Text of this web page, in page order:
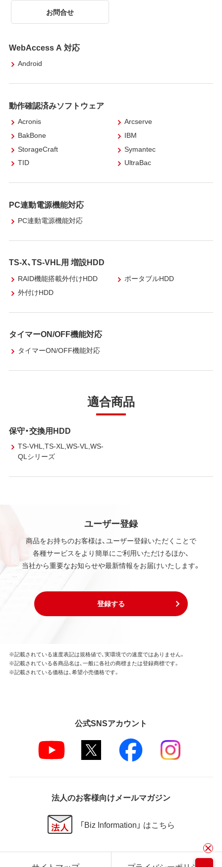
お問合せ
WebAccess A 対応
Android
動作確認済みソフトウェア
Acronis
Arcserve
BakBone
IBM
StorageCraft
Symantec
TID
UltraBac
PC連動電源機能対応
PC連動電源機能対応
TS-X、TS-VHL用 増設HDD
RAID機能搭載外付けHDD
ポータブルHDD
外付けHDD
タイマーON/OFF機能対応
タイマーON/OFF機能対応
適合商品
保守・交換用HDD
TS-VHL,TS-XL,WS-VL,WS-
QLシリーズ
ユーザー登録
商品をお持ちのお客様は、ユーザー登録いただくことで
各種サービスをより簡単にご利用いただけるほか、
当社から重要なお知らせや最新情報をお届けいたします。
登録する
※記載されている速度表記は規格値で、実環境での速度ではありません。
※記載されている各商品名は、一般に各社の商標または登録商標です。
※記載されている価格は、希望小売価格です。
公式SNSアカウント
法人のお客様向けメールマガジン
「Biz Information」 はこちら